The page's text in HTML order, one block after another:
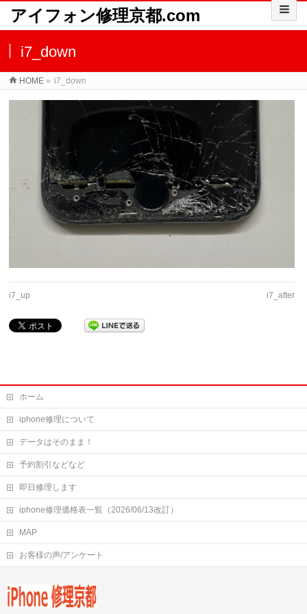
アイフォン修理京都.com
i7_down
HOME » i7_down
i7_up i7_after
ホーム
iphone修理について
データはそのまま！
予約割引などなど
即日修理します
iphone修理価格表一覧（2026/06/13改訂）
MAP
お客様の声/アンケート